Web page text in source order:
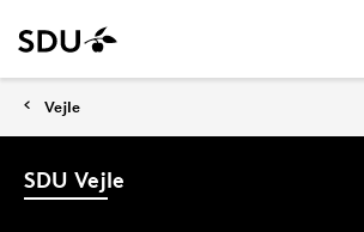
Vejle
SDU Vejle